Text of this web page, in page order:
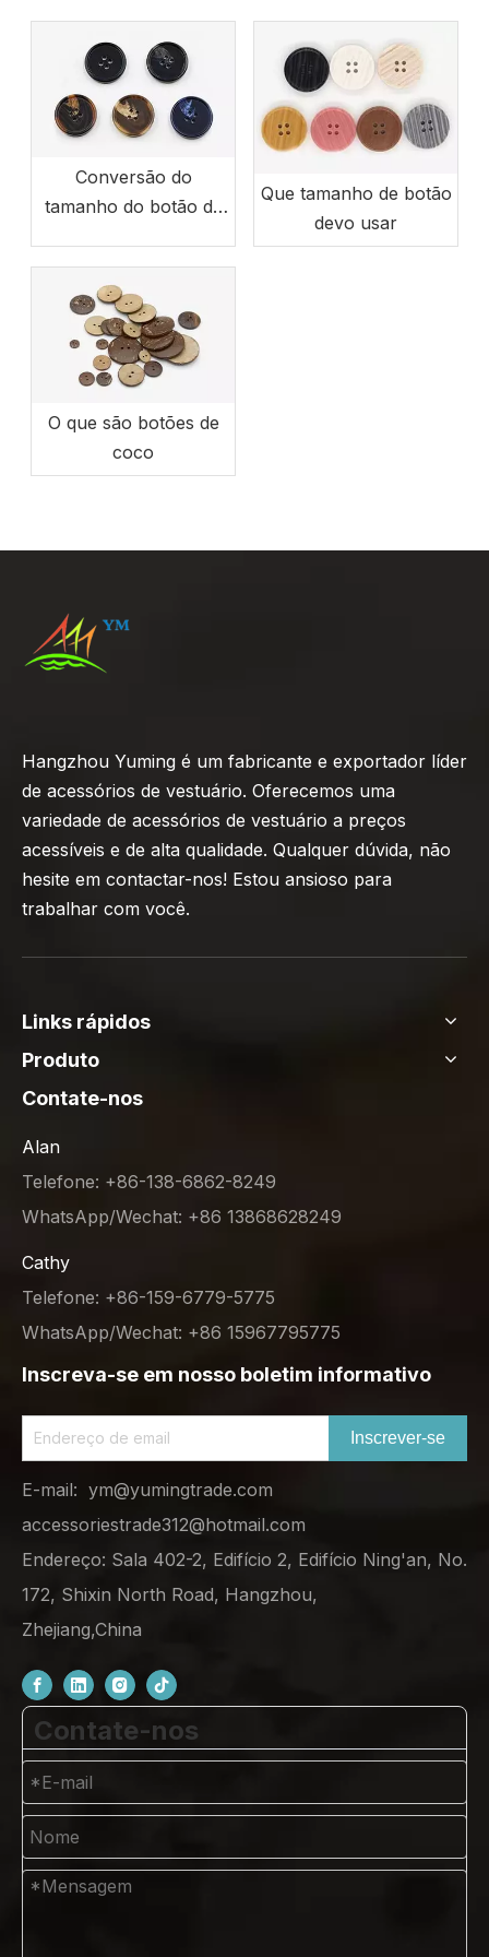
Conversão do
tamanho do botão da
Que tamanho de botão
devo usar
O que são botões de
coco
Hangzhou Yuming é um fabricante e exportador líder
de acessórios de vestuário. Oferecemos uma
variedade de acessórios de vestuário a preços
acessíveis e de alta qualidade. Qualquer dúvida, não
hesite em contactar-nos! Estou ansioso para
trabalhar com você.
Links rápidos
Produto
Contate-nos
Alan
Telefone: +86-138-6862-8249
WhatsApp/Wechat: +86 13868628249
Cathy
Telefone: +86-159-6779-5775
WhatsApp/Wechat: +86 15967795775
Inscreva-se em nosso boletim informativo
Inscrever-se
E-mail: ym@yumingtrade.com
accessoriestrade312@hotmail.com
Endereço: Sala 402-2, Edifício 2, Edifício Ning'an, No.
172, Shixin North Road, Hangzhou,
Zhejiang,China
Contate-nos